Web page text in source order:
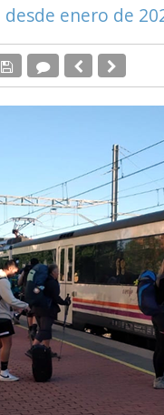
enero de